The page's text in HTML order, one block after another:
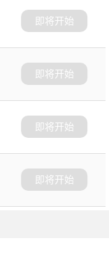
即将开始
即将开始
即将开始
即将开始